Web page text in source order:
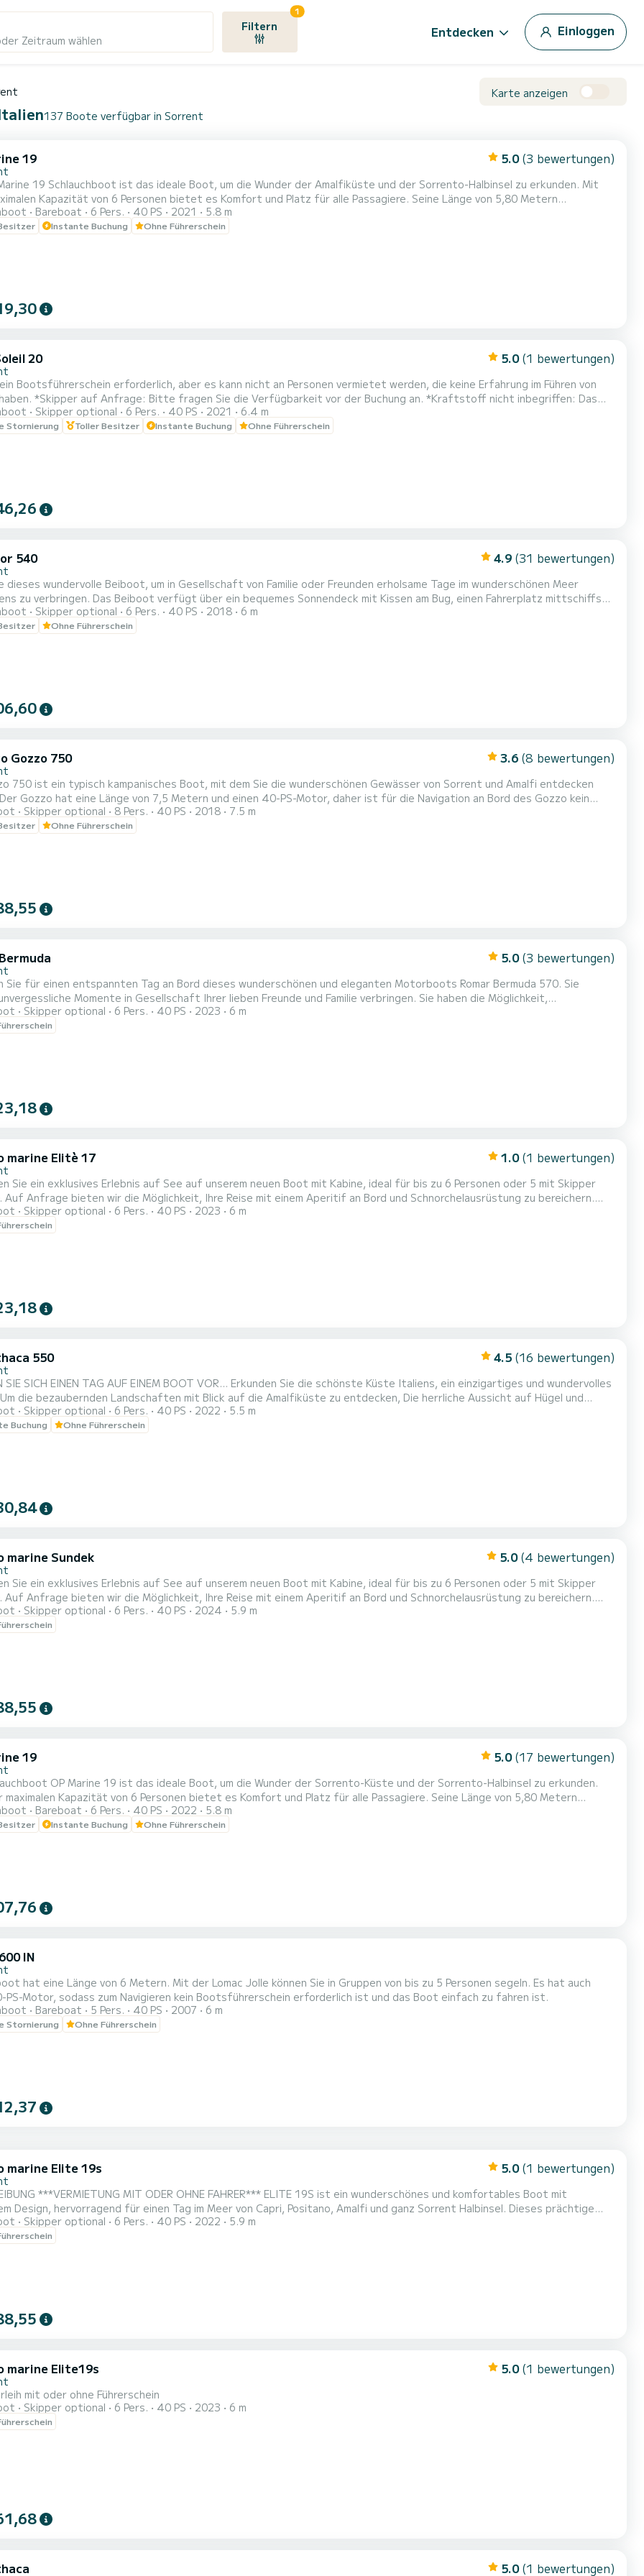
Zeitraum wählen
Filtern
1
Entdecken Einloggen
Karte anzeigen
137 Boote verfügbar in Sorrent
19 5.0 (3 bewertungen)
19 Schlauchboot ist das ideale Boot, um die Wunder der Amalfiküste und der Sorrento-Halbinsel zu erkunden. Mit
Kapazität von 6 Personen bietet es Komfort und Platz für alle Passagiere. Seine Länge von 5,80 Metern
Stabilität und Manövrierfähigkeit auch in den belebtesten Gewässern. An Bord Ausstattung: * Sonnenschirm; *
* Vollständige Polsterung für maximalen Komfort; * Süßwasserdusche an Bord; * Stereo-Radio mit Bluetooth-
Bareboat 6 Pers. 40 PS 2021 5.8 m
Instante Buchung Ohne Führerschein
20 5.0 (1 bewertungen)
Bootsführerschein erforderlich, aber es kann nicht an Personen vermietet werden, die keine Erfahrung im Führen von
*Skipper auf Anfrage: Bitte fragen Sie die Verfügbarkeit vor der Buchung an. *Kraftstoff nicht inbegriffen: Das
wird vollgetankt geliefert, der Kunde zahlt nur den tatsächlichen Verbrauch an der Tankstelle beim Check-out.
Skipper optional 6 Pers. 40 PS 2021 6.4 m
Stornierung Toller Besitzer Instante Buchung Ohne Führerschein
540 4.9 (31 bewertungen)
dieses wundervolle Beiboot, um in Gesellschaft von Familie oder Freunden erholsame Tage im wunderschönen Meer
über ein bequemes Sonnendeck mit Kissen am Bug, einen Fahrerplatz mittschiffs
am Heck. Der Motor ist ein Selva-Viertaktmotor mit 40 PS. Für das Fahren dieses Beiboots ist daher
Skipper optional 6 Pers. 40 PS 2018 6 m
Ohne Führerschein
Gozzo 750 3.6 (8 bewertungen)
750 ist ein typisch kampanisches Boot, mit dem Sie die wunderschönen Gewässer von Sorrent und Amalfi entdecken
Gozzo hat eine Länge von 7,5 Metern und einen 40-PS-Motor, daher ist für die Navigation an Bord des Gozzo kein
erforderlich. Darüber hinaus kann das Boot bis zu 8 Passagiere befördern, sodass Sie mit Freunden und der
genießen können, die das Meer Kampaniens zu bieten hat. Zum Tagespreis müssen die Treibstoffkosten je nach
Skipper optional 8 Pers. 40 PS 2018 7.5 m
Ohne Führerschein
5.0 (3 bewertungen)
Sie für einen entspannten Tag an Bord dieses wunderschönen und eleganten Motorboots Romar Bermuda 570. Sie
Momente in Gesellschaft Ihrer lieben Freunde und Familie verbringen. Sie haben die Möglichkeit,
Orte unseres Meeres zu entdecken und in kristallklarem Wasser zu schwimmen. Das Boot ist mit einem 40 PS
PRO-Motor ausgestattet, der es Ihnen ermöglicht, entlang der wunderschönen zerklüfteten Küsten der Amalfi- und
Skipper optional 6 Pers. 40 PS 2023 6 m
marine Elitè 17 1.0 (1 bewertungen)
Sie ein exklusives Erlebnis auf See auf unserem neuen Boot mit Kabine, ideal für bis zu 6 Personen oder 5 mit Skipper
Auf Anfrage bieten wir die Möglichkeit, Ihre Reise mit einem Aperitif an Bord und Schnorchelausrüstung zu bereichern.
ist garantiert ein modernes und perfekt gewartetes Schiff. Verfügbarkeit auf Anfrage. Kontaktieren Sie uns, um Ihr
Abenteuer zu planen.
Skipper optional 6 Pers. 40 PS 2023 6 m
550 4.5 (16 bewertungen)
TAG AUF EINEM BOOT VOR... Erkunden Sie die schönste Küste Italiens, ein einzigartiges und wundervolles
Buchten, in denen sich die eindrucksvollsten Orte befinden, den Kontakt mit der Natur und diesem Gewässer von
Schönheit zu genießen, das sind einige gute Gründe, sich zu entscheiden die Vermietung eines Bootes an einem...
Skipper optional 6 Pers. 40 PS 2022 5.5 m
Buchung Ohne Führerschein
marine Sundek 5.0 (4 bewertungen)
Sie ein exklusives Erlebnis auf See auf unserem neuen Boot mit Kabine, ideal für bis zu 6 Personen oder 5 mit Skipper
Auf Anfrage bieten wir die Möglichkeit, Ihre Reise mit einem Aperitif an Bord und Schnorchelausrüstung zu bereichern.
ist garantiert ein modernes und perfekt gewartetes Schiff. Verfügbarkeit auf Anfrage. Kontaktieren Sie uns, um Ihr
Abenteuer zu planen.
Skipper optional 6 Pers. 40 PS 2024 5.9 m
19 5.0 (17 bewertungen)
OP Marine 19 ist das ideale Boot, um die Wunder der Sorrento-Küste und der Sorrento-Halbinsel zu erkunden.
maximalen Kapazität von 6 Personen bietet es Komfort und Platz für alle Passagiere. Seine Länge von 5,80 Metern
und Wendigkeit auch in den belebtesten Gewässern. An Bord befinden sich: *Tendalino Sonnenschirm; *Leiter;
Polsterung für maximalen Komfort; *Borddusche mit Süßwasser; *Stereoradio mit Bluetooth-Verbindung; *Kühlbox;
Bareboat 6 Pers. 40 PS 2022 5.8 m
Instante Buchung Ohne Führerschein
IN
hat eine Länge von 6 Metern. Mit der Lomac Jolle können Sie in Gruppen von bis zu 5 Personen segeln. Es hat auch
PS-Motor, sodass zum Navigieren kein Bootsführerschein erforderlich ist und das Boot einfach zu fahren ist.
Bareboat 5 Pers. 40 PS 2007 6 m
Stornierung Ohne Führerschein
marine Elite 19s 5.0 (1 bewertungen)
19S ist ein wunderschönes und komfortables Boot mit
Design, hervorragend für einen Tag im Meer von Capri, Positano, Amalfi und ganz Sorrent Halbinsel. Dieses prächtige
über einen Suzuki F40 ARI-Motor, der Ihnen die Möglichkeit gibt, es ohne Bootsführerschein und mit minimalem
Ihren Tag angenehm zu gestalten. Es ist mit einem großen Sonnendeck am
Skipper optional 6 Pers. 40 PS 2022 5.9 m
marine Elite19s 5.0 (1 bewertungen)
mit oder ohne Führerschein
Skipper optional 6 Pers. 40 PS 2023 6 m
5.0 (1 bewertungen)